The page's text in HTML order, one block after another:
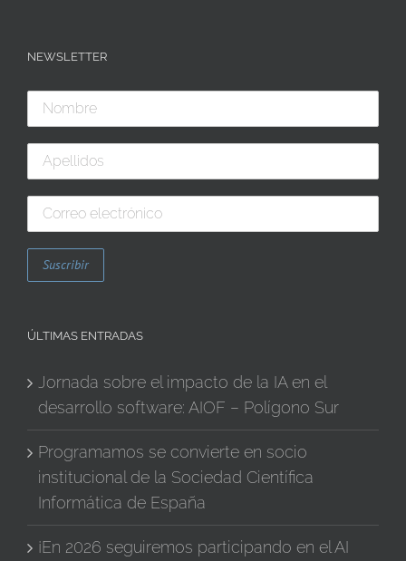
NEWSLETTER
ÚLTIMAS ENTRADAS
Jornada sobre el impacto de la IA en el
desarrollo software: AIOF – Polígono Sur
Programamos se convierte en socio
institucional de la Sociedad Científica
Informática de España
¡En 2026 seguiremos participando en el AI